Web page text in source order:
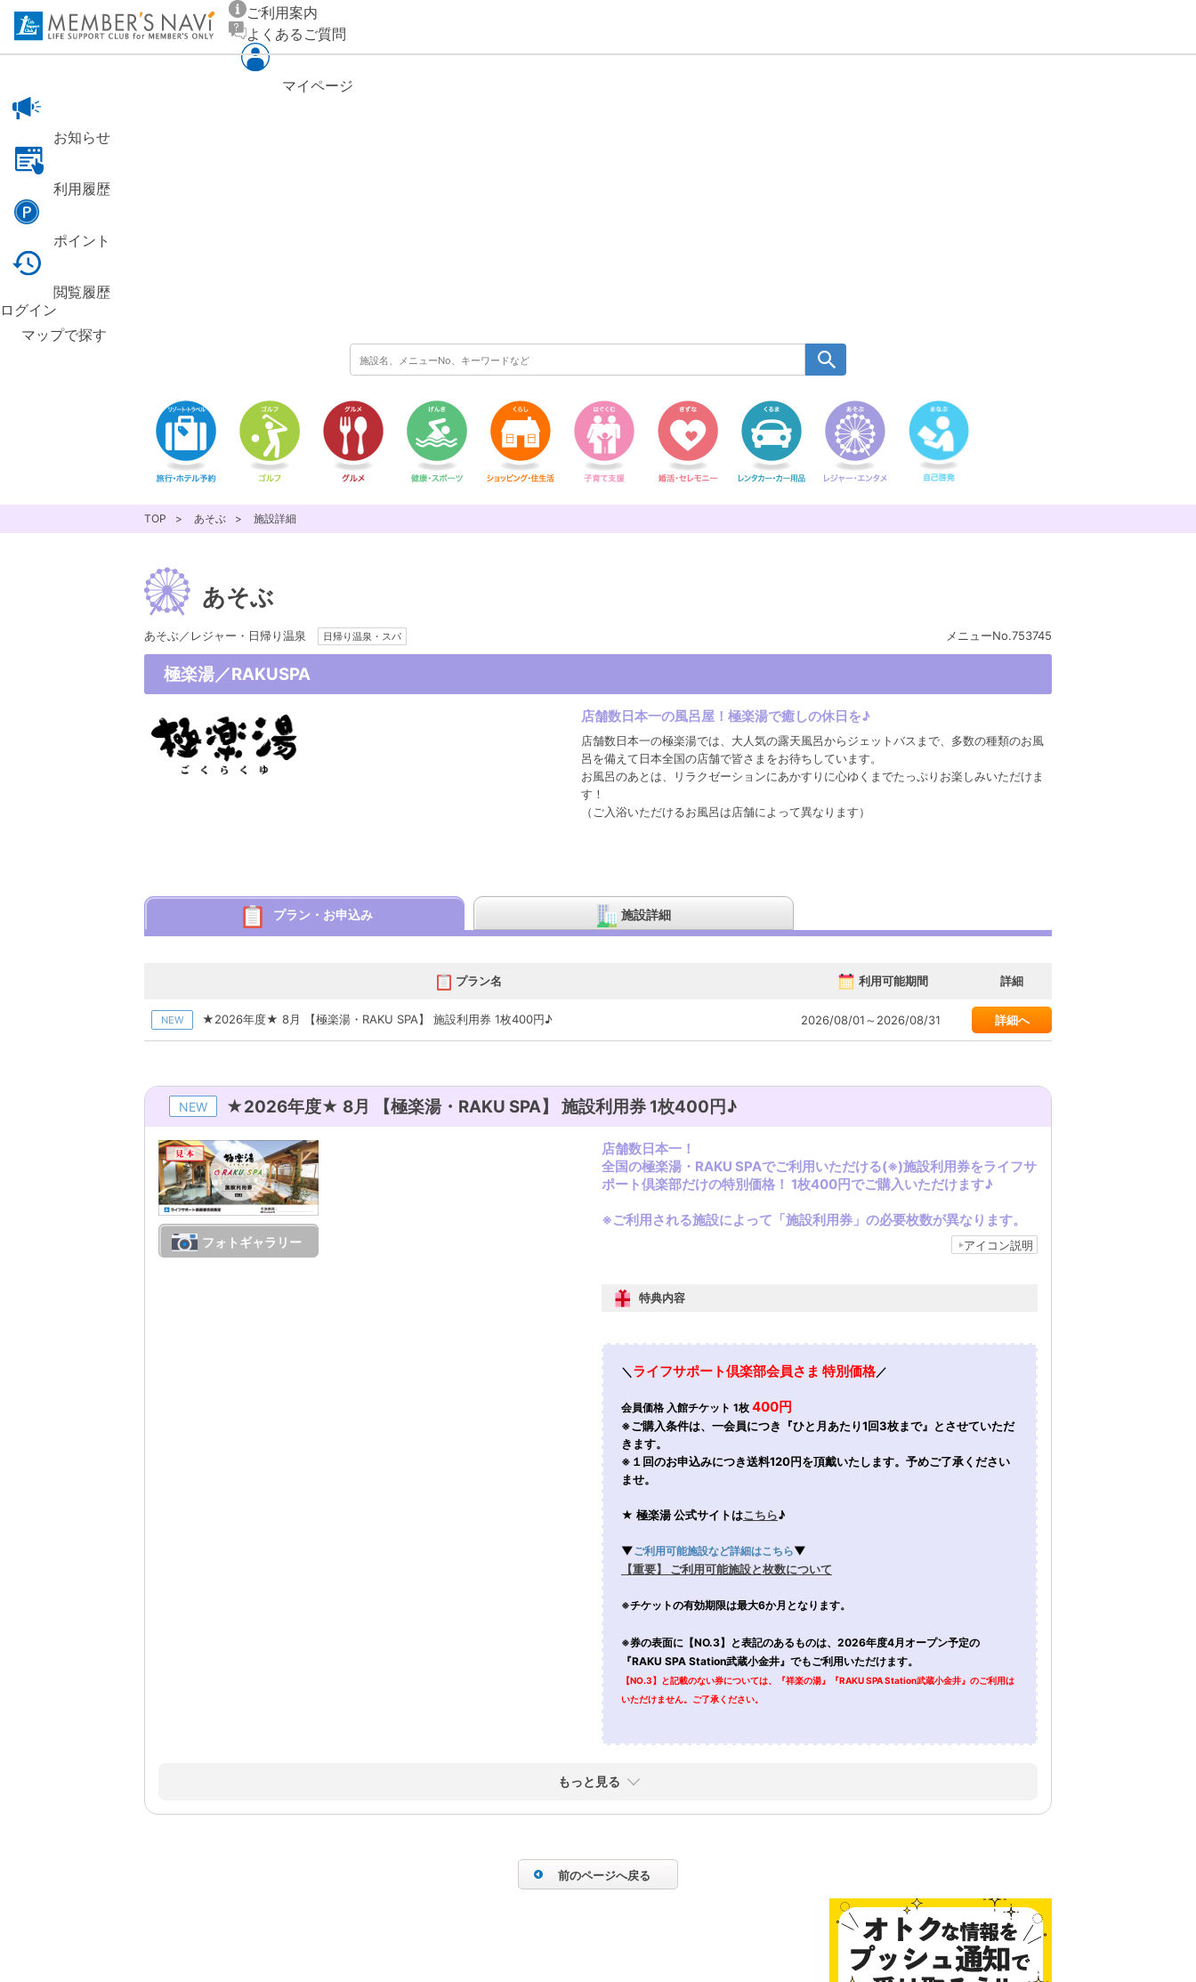
ご利用案内
よくあるご質問
マイページ
お知らせ
利用履歴
ポイント
閲覧履歴
ログイン
マップで探す
TOP あそぶ 施設詳細
あそぶ
あそぶ／レジャー・日帰り温泉 日帰り温泉・スパ メニューNo.753745
極楽湯／RAKUSPA
店舗数日本一の風呂屋！極楽湯で癒しの休日を♪
店舗数日本一の極楽湯では、大人気の露天風呂からジェットバスまで、多数の種類のお風
呂を備えて日本全国の店舗で皆さまをお待ちしています。
お風呂のあとは、リラクゼーションにあかすりに心ゆくまでたっぷりお楽しみいただけま
す！
（ご入浴いただけるお風呂は店舗によって異なります）
プラン・お申込み 施設詳細
プラン名 利用可能期間 詳細
NEW ★2026年度★ 8月 【極楽湯・RAKU SPA】 施設利用券 1枚400円♪ 2026/08/01～2026/08/31 詳細へ
NEW ★2026年度★ 8月 【極楽湯・RAKU SPA】 施設利用券 1枚400円♪
フォトギャラリー
店舗数日本一！
全国の極楽湯・RAKU SPAでご利用いただける(※)施設利用券をライフサ
ポート倶楽部だけの特別価格！ 1枚400円でご購入いただけます♪
※ご利用される施設によって「施設利用券」の必要枚数が異なります。
アイコン説明
特典内容
＼ライフサポート倶楽部会員さま 特別価格／
会員価格 入館チケット 1枚 400円
※ご購入条件は、一会員につき『ひと月あたり1回3枚まで』とさせていただ
きます。
※１回のお申込みにつき送料120円を頂戴いたします。予めご了承ください
ませ。
★ 極楽湯 公式サイトはこちら♪
▼ご利用可能施設など詳細はこちら▼
【重要】 ご利用可能施設と枚数について
※チケットの有効期限は最大6か月となります。
※券の表面に【NO.3】と表記のあるものは、2026年度4月オープン予定の
『RAKU SPA Station武蔵小金井』でもご利用いただけます。
【NO.3】と記載のない券については、『祥楽の湯』『RAKU SPA Station武蔵小金井』のご利用は
いただけません。ご了承ください。
もっと見る
前のページへ戻る